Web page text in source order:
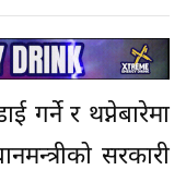
गर्ने र थप्नेबारेमा
सरकारी